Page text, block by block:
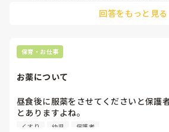
また、幼児期の幼稚園への転園や、都内
運営や加算の面からも児童確保は死活問
回答をもっと見る
保育・お仕事
お薬について
昼食後に服薬をさせてくださいと保護
とありますよね。
その薬の管理ってどうしてますか？ど
くすり 幼児 保護者